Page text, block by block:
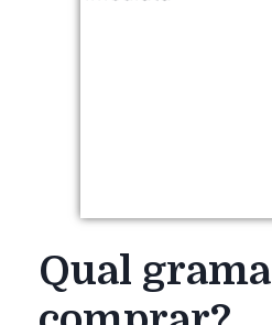
Qual grama